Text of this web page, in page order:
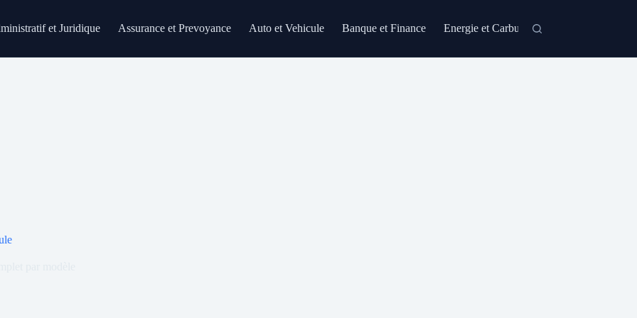
et Juridique Assurance et Prevoyance Auto et Vehicule Banque et Finance Energie et Carburant